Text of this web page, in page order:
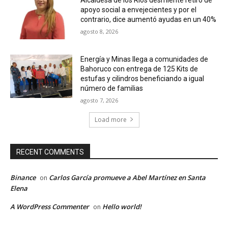
apoyo social a envejecientes y por el
contrario, dice aumentó ayudas en un 40%
agosto 8, 2026
Energía y Minas llega a comunidades de
Bahoruco con entrega de 125 Kits de
estufas y cilindros beneficiando a igual
número de familias
agosto 7, 2026
Load more
RECENT COMMENTS
Binance on Carlos García promueve a Abel Martínez en Santa
Elena
A WordPress Commenter on Hello world!